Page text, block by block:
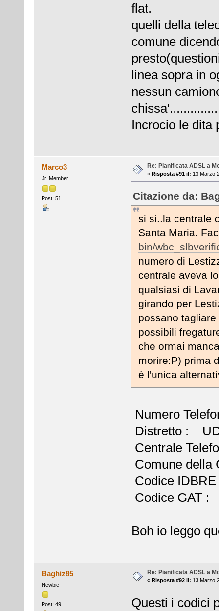
flat.
quelli della
comune
linea sopra in
nessun
Incrocio le dita
Marco3
Jr. Member
Post: 51
Re: Pianificata ADSL a
« Risposta #91 il: 13 Marzo
Citazione da:
si si..la centrale
Santa Maria.
bin/
numero di
centrale aveva
qualsiasi di
girando per
possano
possibili
che ormai
morire:P) prima
è l'unica
Numero
Distretto :
Centrale
Comune
Codice
Codice GAT
Boh io leggo
Baghiz85
Newbie
Post: 49
Re: Pianificata ADSL a
« Risposta #92 il: 13 Marzo
Questi i codici